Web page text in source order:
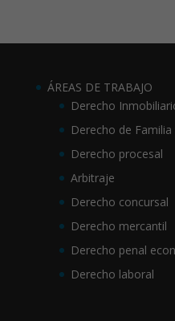
ÁREAS DE TRABAJO
Derecho
Derecho de
Derecho procesal
Arbitraje
Derecho concursal
Derecho mercantil
Derecho penal
Derecho laboral